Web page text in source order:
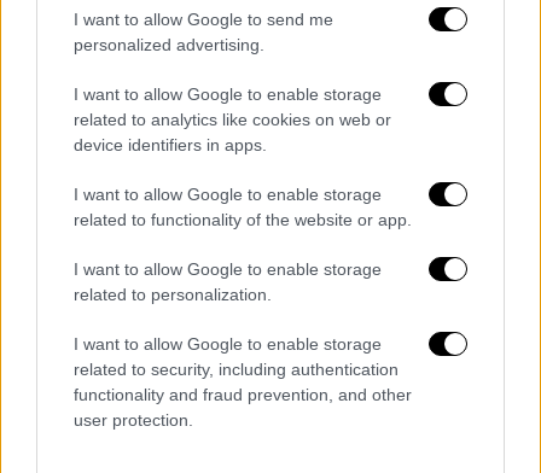
I want to allow Google to send me
personalized advertising.
I want to allow Google to enable storage
related to analytics like cookies on web or
device identifiers in apps.
I want to allow Google to enable storage
related to functionality of the website or app.
I want to allow Google to enable storage
related to personalization.
I want to allow Google to enable storage
related to security, including authentication
functionality and fraud prevention, and other
user protection.
τα στοιχεία της Σχολικής Μονάδας,
τέκνου που φοιτά στην υποχρεωτική
εκπαίδευση.
Εάν διασταυρωθούν όλα τα στοιχεία του/της
μαθητή/τριας, η αίτηση μπορεί να
διασταυρωθούν εμφανίζεται σχετική
επισήμανση και ο αιτών καλείται να
επισυνάψει στην ηλεκτρονική αίτηση Α21 το
απαραίτητο δικαιολογητικό. Για να
ολοκληρωθεί η αίτηση πρέπει να υποβληθεί
οριστικά και να έχει εγκριθεί.